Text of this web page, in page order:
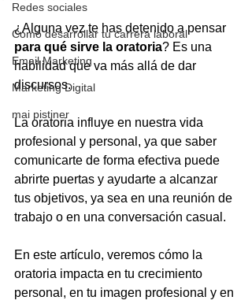
Redes sociales
Cómo desarrollar tu carrera laboral
Email Marketing
Marketing Digital
mai pistiner
¿Alguna vez te has detenido a pensar
para qué sirve la oratoria? Es una
habilidad que va más allá de dar
discursos.
La oratoria influye en nuestra vida
profesional y personal, ya que saber
comunicarte de forma efectiva puede
abrirte puertas y ayudarte a alcanzar
tus objetivos, ya sea en una reunión de
trabajo o en una conversación casual.
En este artículo, veremos cómo la
oratoria impacta en tu crecimiento
personal, en tu imagen profesional y en